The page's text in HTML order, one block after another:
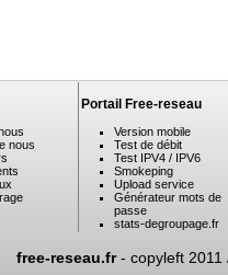
nous
Portail Free-reseau
Version mobile
Test de débit
Test IPV4 / IPV6
Smokeping
Upload service
Générateur mots de
passe
stats-degroupage.fr
free-reseau.fr- copyleft 2011